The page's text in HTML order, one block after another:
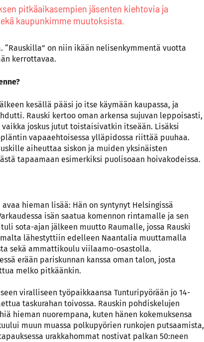
pitkäaikasempien jäsenten kiehtovia ja
kaupunkimme muutoksista.
on niin ikään nelisenkymmentä vuotta
kerrottavaa.
kesällä pääsi jo itse käymään kaupassa, ja
Rauski kertoo oman arkensa sujuvan leppoisasti,
joskus jutut toistaisivatkin itseään. Lisäksi
vapaaehtoisessa ylläpidossa riittää puuhaa.
aiheuttaa siskon ja muiden yksinäisten
tapaamaan esimerkiksi puolisoaan hoivakodeissa.
hieman lisää: Hän on syntynyt Helsingissä
isän saatua komennon rintamalle ja sen
sota-ajan jälkeen muutto Raumalle, jossa Rauski
lähestyttiin edelleen Naantalia muuttamalla
sekä ammattikoulu viilaamo-osastolla.
erään pariskunnan kanssa oman talon, josta
melko pitkäänkin.
viralliseen työpaikkaansa Tunturipyörään jo 14-
taskurahan toivossa. Rauskin pohdiskelujen
hieman nuorempana, kuten hänen kokemuksensa
muun muassa polkupyörien runkojen putsaamista,
urakkahommat nostivat palkan 50:neen